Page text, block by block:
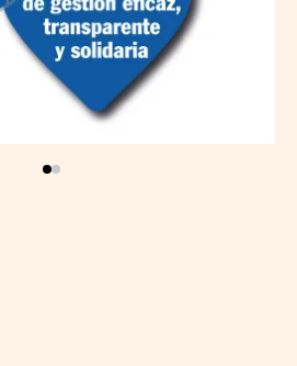
Facebook LinkedIn